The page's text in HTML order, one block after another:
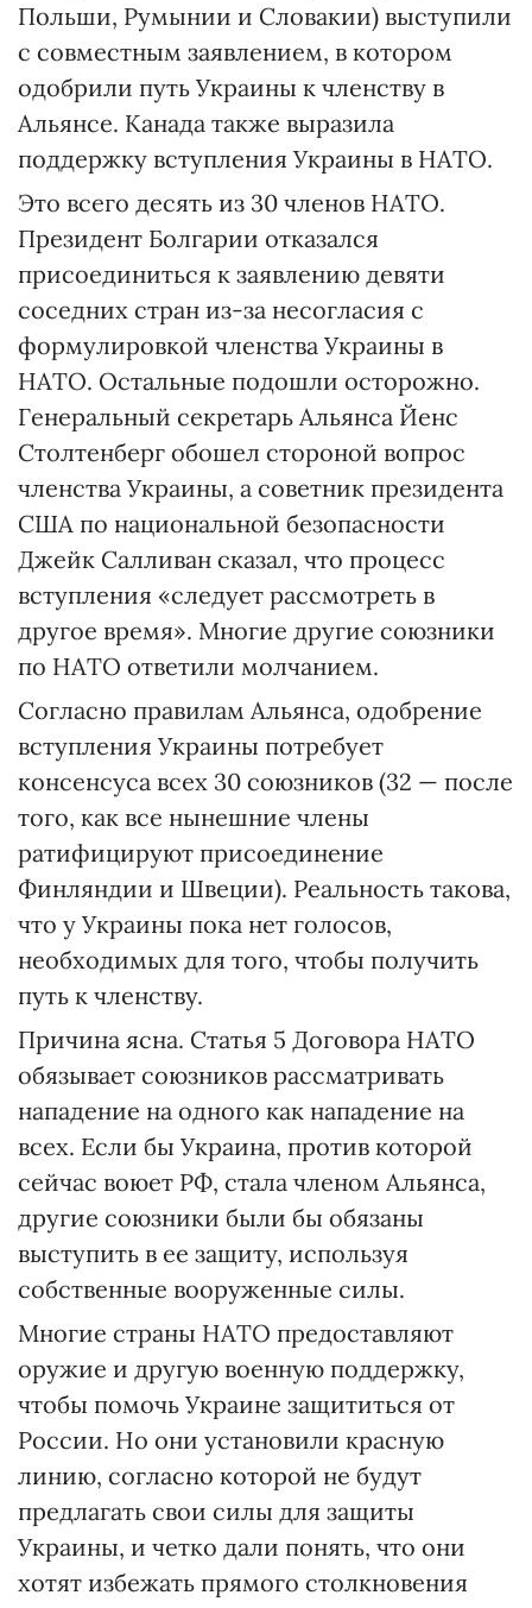
Польши, Румынии и Словакии) выступили
с совместным заявлением, в котором
одобрили путь Украины к членству в
Альянсе. Канада также выразила
поддержку вступления Украины в НАТО.
Это всего десять из 30 членов НАТО.
Президент Болгарии отказался
присоединиться к заявлению девяти
соседних стран из-за несогласия с
формулировкой членства Украины в
НАТО. Остальные подошли осторожно.
Генеральный секретарь Альянса Йенс
Столтенберг обошел стороной вопрос
членства Украины, а советник президента
США по национальной безопасности
Джейк Салливан сказал, что процесс
вступления «следует рассмотреть в
другое время». Многие другие союзники
по НАТО ответили молчанием.
Согласно правилам Альянса, одобрение
вступления Украины потребует
консенсуса всех 30 союзников (32 — после
того, как все нынешние члены
ратифицируют присоединение
Финляндии и Швеции). Реальность такова,
что у Украины пока нет голосов,
необходимых для того, чтобы получить
путь к членству.
Причина ясна. Статья 5 Договора НАТО
обязывает союзников рассматривать
нападение на одного как нападение на
всех. Если бы Украина, против которой
сейчас воюет РФ, стала членом Альянса,
другие союзники были бы обязаны
выступить в ее защиту, используя
собственные вооруженные силы.
Многие страны НАТО предоставляют
оружие и другую военную поддержку,
чтобы помочь Украине защититься от
России. Но они установили красную
линию, согласно которой не будут
предлагать свои силы для защиты
Украины, и четко дали понять, что они
хотят избежать прямого столкновения